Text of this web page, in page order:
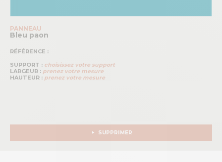
PANNEAU
Bleu paon
RÉFÉRENCE :
SUPPORT : choisissez votre support
LARGEUR : prenez votre mesure
HAUTEUR : prenez votre mesure
SUPPRIMER